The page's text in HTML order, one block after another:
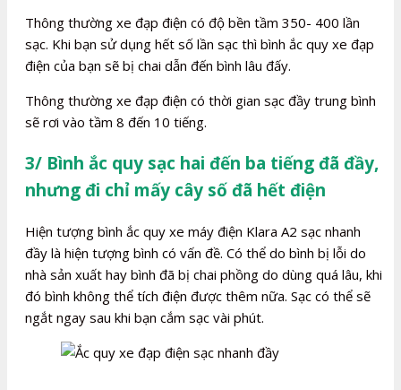
Thông thường xe đạp điện có độ bền tầm 350- 400 lần
sạc. Khi bạn sử dụng hết số lần sạc thì bình ắc quy xe đạp
điện của bạn sẽ bị chai dẫn đến bình lâu đấy.
Thông thường xe đạp điện có thời gian sạc đầy trung bình
sẽ rơi vào tầm 8 đến 10 tiếng.
3/ Bình ắc quy sạc hai đến ba tiếng đã đầy,
nhưng đi chỉ mấy cây số đã hết điện
Hiện tượng bình ắc quy xe máy điện Klara A2 sạc nhanh
đầy là hiện tượng bình có vấn đề. Có thể do bình bị lỗi do
nhà sản xuất hay bình đã bị chai phồng do dùng quá lâu, khi
đó bình không thể tích điện được thêm nữa. Sạc có thể sẽ
ngắt ngay sau khi bạn cắm sạc vài phút.